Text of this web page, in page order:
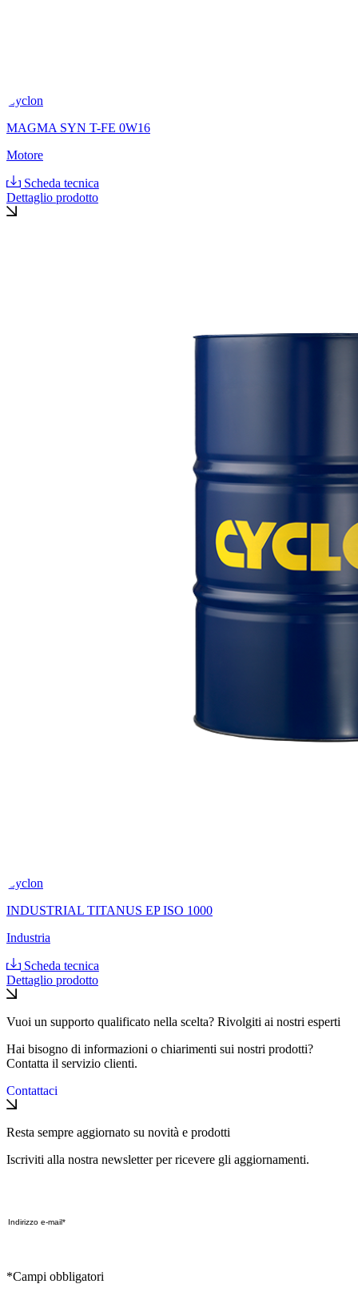
Cyclon
MAGMA SYN T-FE 0W16
Motore
Scheda tecnica
Dettaglio prodotto
Cyclon
INDUSTRIAL TITANUS EP ISO 1000
Industria
Scheda tecnica
Dettaglio prodotto
Vuoi un supporto qualificato nella scelta? Rivolgiti ai nostri esperti
Hai bisogno di informazioni o chiarimenti sui nostri prodotti?
Contatta il servizio clienti.
Contattaci
Resta sempre aggiornato su novità e prodotti
Iscriviti alla nostra newsletter per ricevere gli aggiornamenti.
*Campi obbligatori